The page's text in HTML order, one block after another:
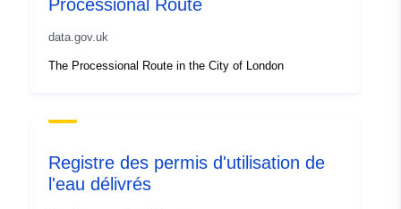
Processional Route
data.gov.uk
The Processional Route in the City of London
Registre des permis d'utilisation de
l'eau délivrés